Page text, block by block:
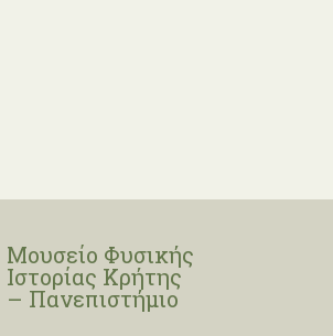
Μουσείο Φυσικής
Ιστορίας Κρήτης
– Πανεπιστήμιο